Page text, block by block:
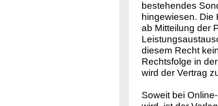
bestehendes
hingewiesen. Die
ab Mitteilung der
diesem Recht
Rechtsfolge in
wird der Vertrag
Soweit bei